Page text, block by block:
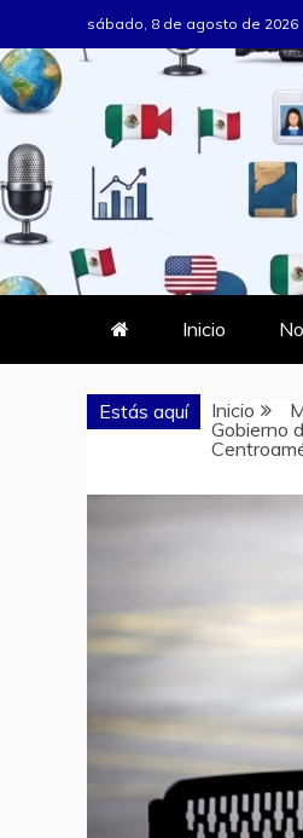
al
contenido
sábado, 8 de agosto de 2026
DONDEInicio
Estás aquí Inicio
Gobierno